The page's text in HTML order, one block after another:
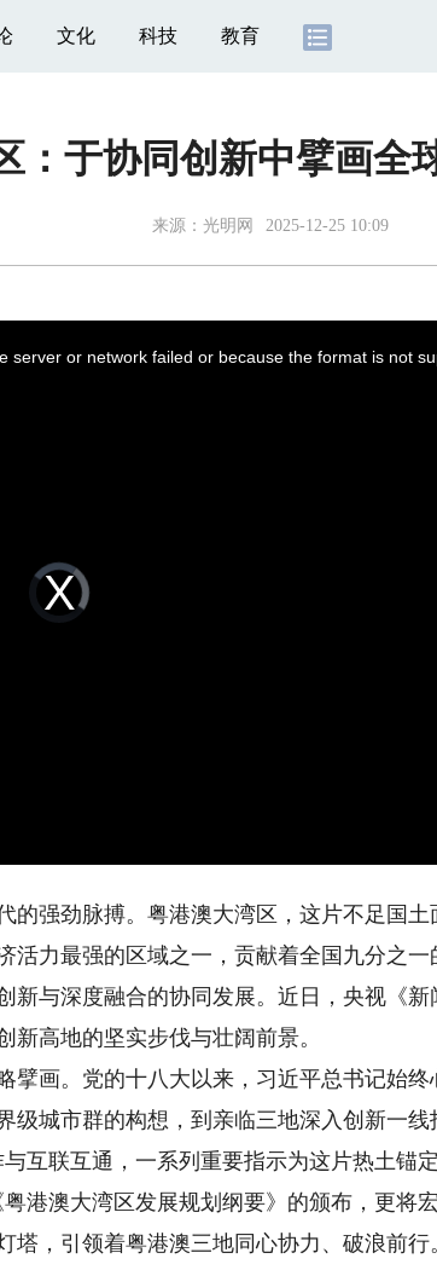
文化 科技 教育
：于协同创新中擘画全
来源： 光明网 2025-12-25 10:09
Video
Player
loading.
or network failed or because the format is not
强劲脉搏。粤港澳大湾区，这片不足国土
活力最强的区域之一，贡献着全国九分之一
与深度融合的协同发展。近日，央视《新
高地的坚实步伐与壮阔前景。
画。党的十八大以来，习近平总书记始终
级城市群的构想，到亲临三地深入创新一线
互联互通，一系列重要指示为这片热土锚
港澳大湾区发展规划纲要》的颁布，更将
，引领着粤港澳三地同心协力、破浪前行